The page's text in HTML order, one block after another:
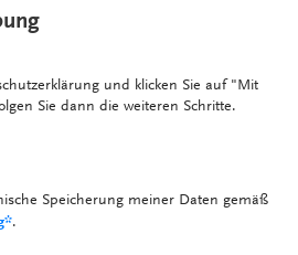
und klicken Sie auf "Mit
Sie dann die weiteren Schritte.
Speicherung meiner Daten gemäß
.